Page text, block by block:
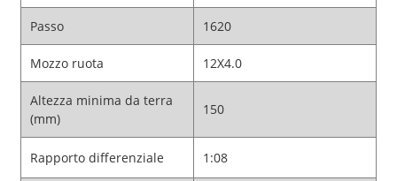
Passo 1620
Mozzo ruota 12X4.0
Altezza minima da terra
(mm)
150
Rapporto differenziale 1:08